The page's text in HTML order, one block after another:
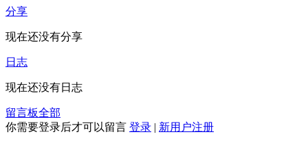
分享
现在还没有分享
日志
现在还没有日志
留言板全部
你需要登录后才可以留言 登录 | 新用户注册